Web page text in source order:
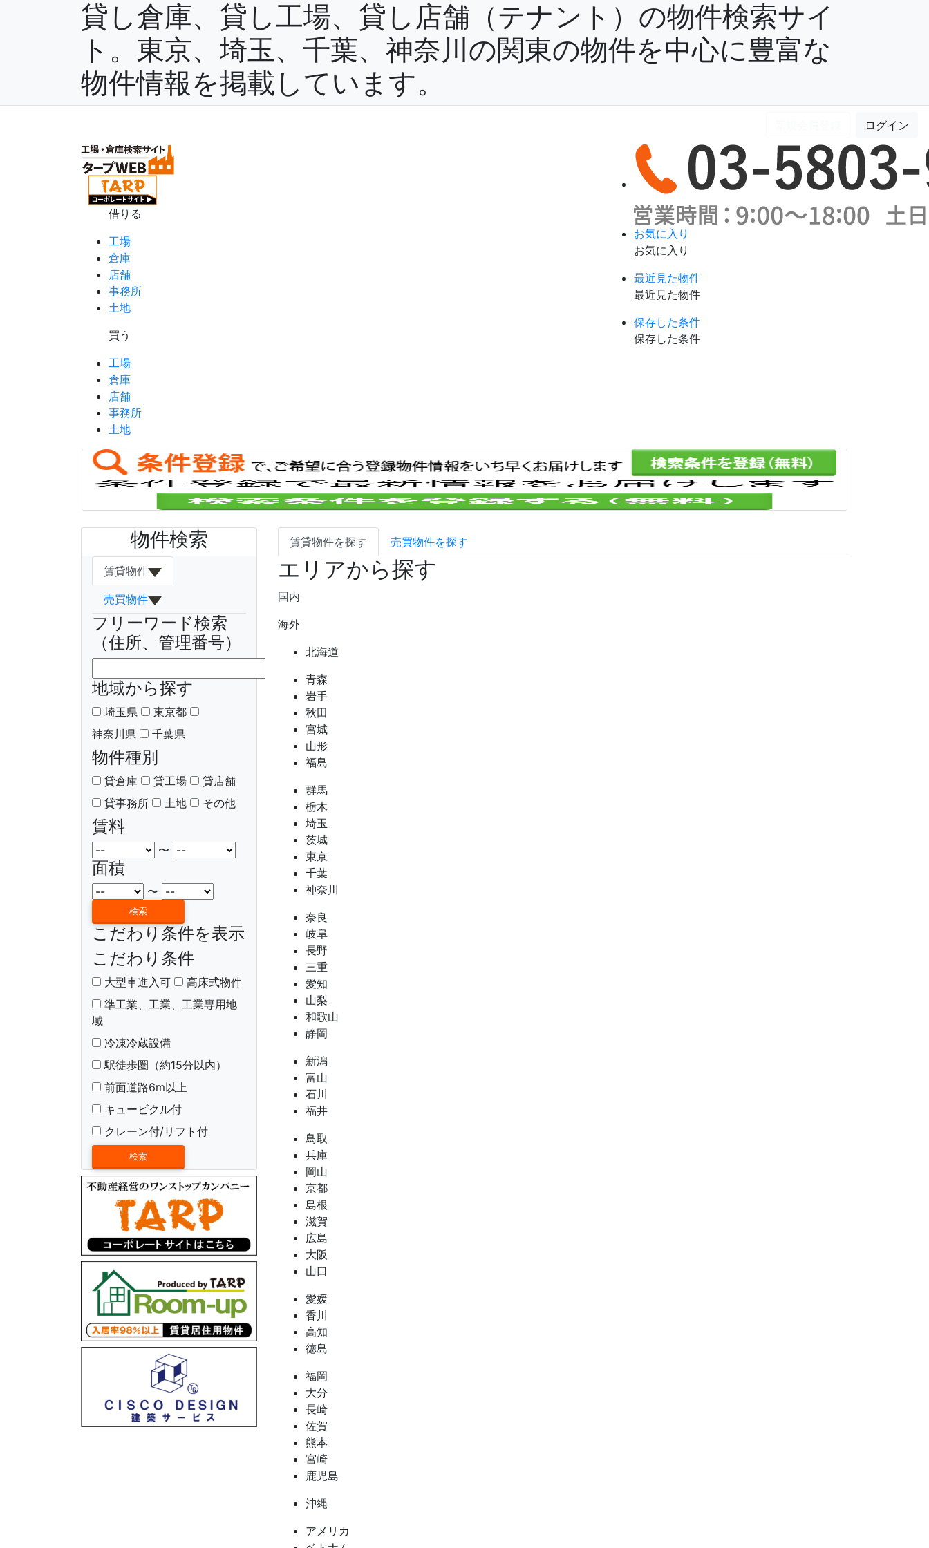
貸し倉庫、貸し工場、貸し店舗（テナント）の物件検索サイ
ト。東京、埼玉、千葉、神奈川の関東の物件を中心に豊富な
物件情報を掲載しています。
ログイン
借りる
工場
倉庫
店舗
事務所
土地
買う
工場
倉庫
店舗
事務所
土地
お気に入り
お気に入り
最近見た物件
最近見た物件
保存した条件
保存した条件
物件検索
賃貸物件
売買物件
フリーワード検索
（住所、管理番号）
地域から探す
埼玉県
東京都
神奈川県
千葉県
物件種別
貸倉庫 貸工場
貸店舗
貸事務所
土地 その他
賃料
〜
面積
〜
こだわり条件を表示
こだわり条件
大型車進入可
高床式物件
準工業、工業、工業専用地
域
冷凍冷蔵設備
駅徒歩圏（約15分以内）
前面道路6m以上
キュービクル付
クレーン付/リフト付
賃貸物件を探す 売買物件を探す
エリアから探す
国内
海外
北海道
青森
岩手
秋田
宮城
山形
福島
群馬
栃木
埼玉
茨城
東京
千葉
神奈川
奈良
岐阜
長野
三重
愛知
山梨
和歌山
静岡
新潟
富山
石川
福井
鳥取
兵庫
岡山
京都
島根
滋賀
広島
大阪
山口
愛媛
香川
高知
徳島
福岡
大分
長崎
佐賀
熊本
宮崎
鹿児島
沖縄
アメリカ